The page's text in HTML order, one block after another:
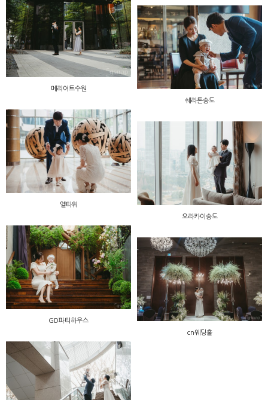
메리어트수원
쉐라톤송도
엘타워
오라카이송도
GD파티하우스
cn웨딩홀